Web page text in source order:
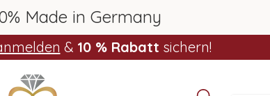
Made in Germany
& 10 % Rabatt sichern!